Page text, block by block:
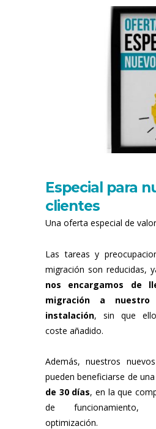
Especial para
clientes
Una oferta especial de
Las tareas y
migración son reducidas,
nos encargamos de
migración a
instalación, sin que
coste añadido.
Además, nuestros
pueden beneficiarse de una
de 30 días, en la que
de funcionamiento,
optimización.